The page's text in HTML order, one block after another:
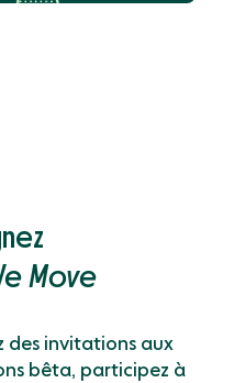
Move
des invitations aux
bêta, participez à